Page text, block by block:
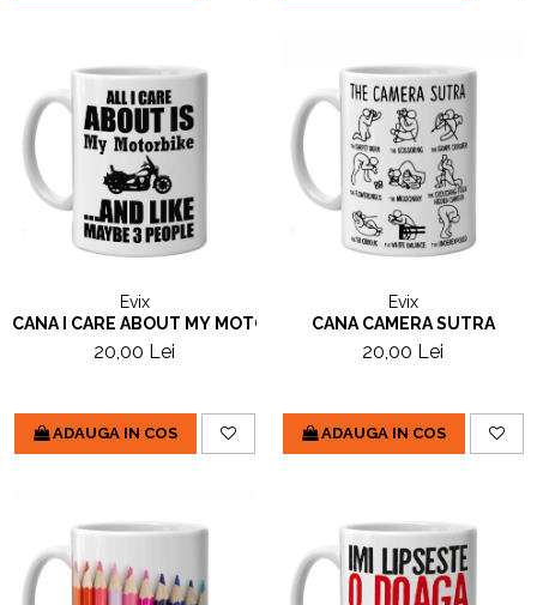
Evix
CANA I CARE ABOUT MY MOTORBIKE
20,00 Lei
ADAUGA IN COS
Evix
CANA CAMERA SUTRA
20,00 Lei
ADAUGA IN COS